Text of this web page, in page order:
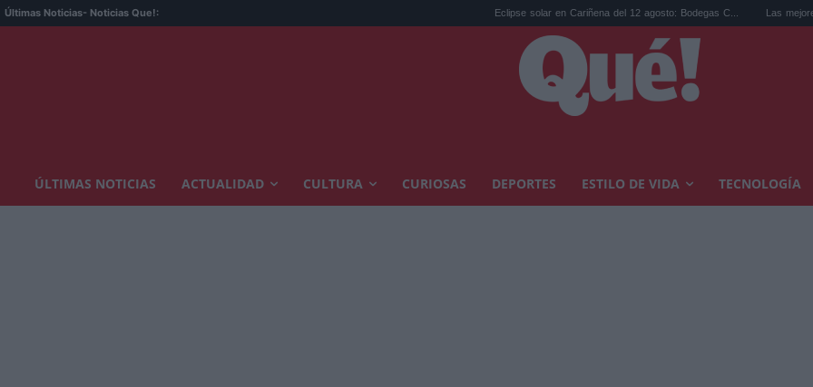
Últimas Noticias- Noticias Que!: Eclipse solar en Cariñena del 12 agosto: Bodegas C... Las mejores hipotecas de
ÚLTIMAS NOTICIAS ACTUALIDAD CULTURA CURIOSAS DEPORTES ESTILO DE VIDA TECNOLOGÍA